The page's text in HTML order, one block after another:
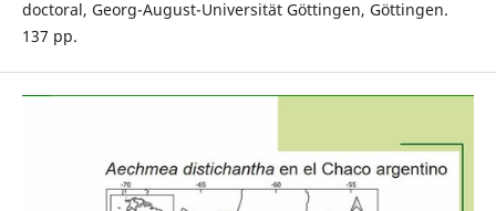
doctoral, Georg-August-Universität Göttingen, Göttingen.
137 pp.